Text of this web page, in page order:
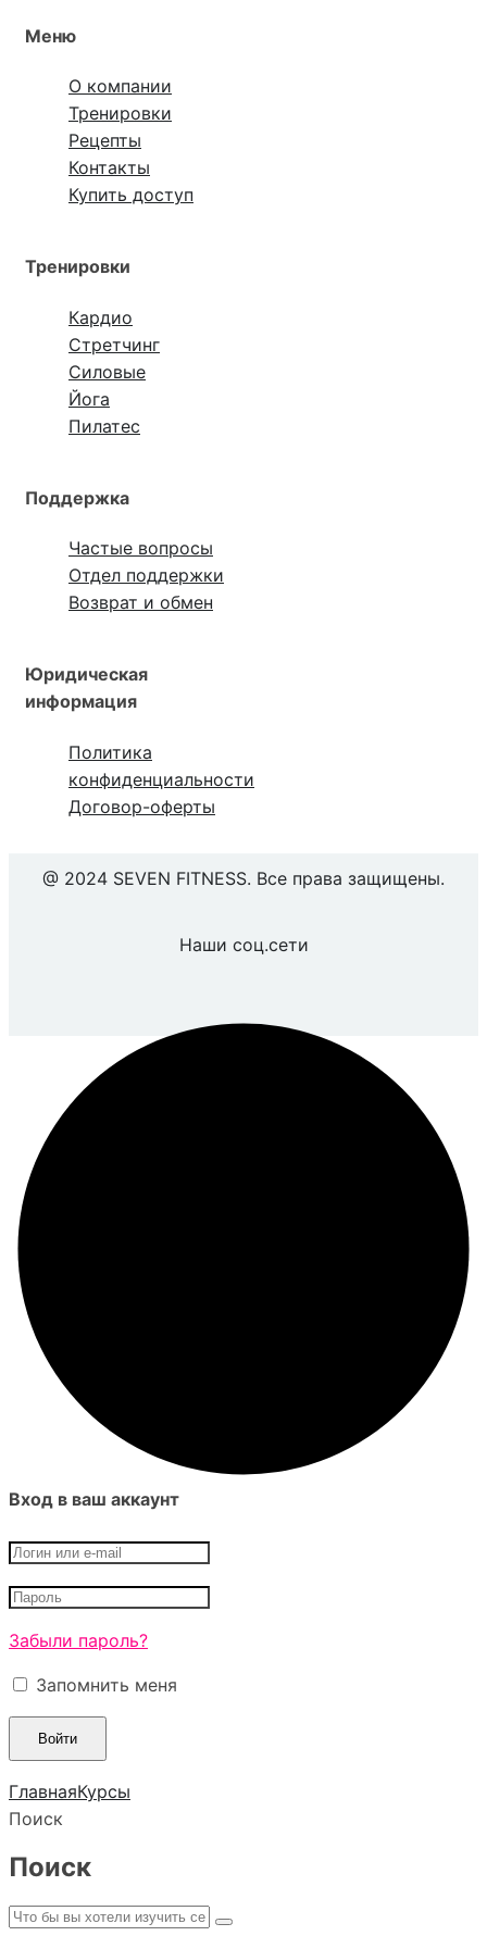
Меню
О компании
Тренировки
Рецепты
Контакты
Купить доступ
Тренировки
Кардио
Стретчинг
Силовые
Йога
Пилатес
Поддержка
Частые вопросы
Отдел поддержки
Возврат и обмен
Юридическая
информация
Политика
конфиденциальности
Договор-оферты
@ 2024 SEVEN FITNESS. Все права защищены.
Наши соц.сети
Вход в ваш аккаунт
Забыли пароль?
Запомнить меня
ГлавнаяКурсы
Поиск
Поиск